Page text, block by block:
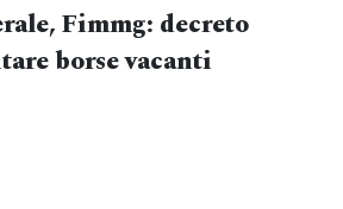
Fimmg: decreto
borse vacanti